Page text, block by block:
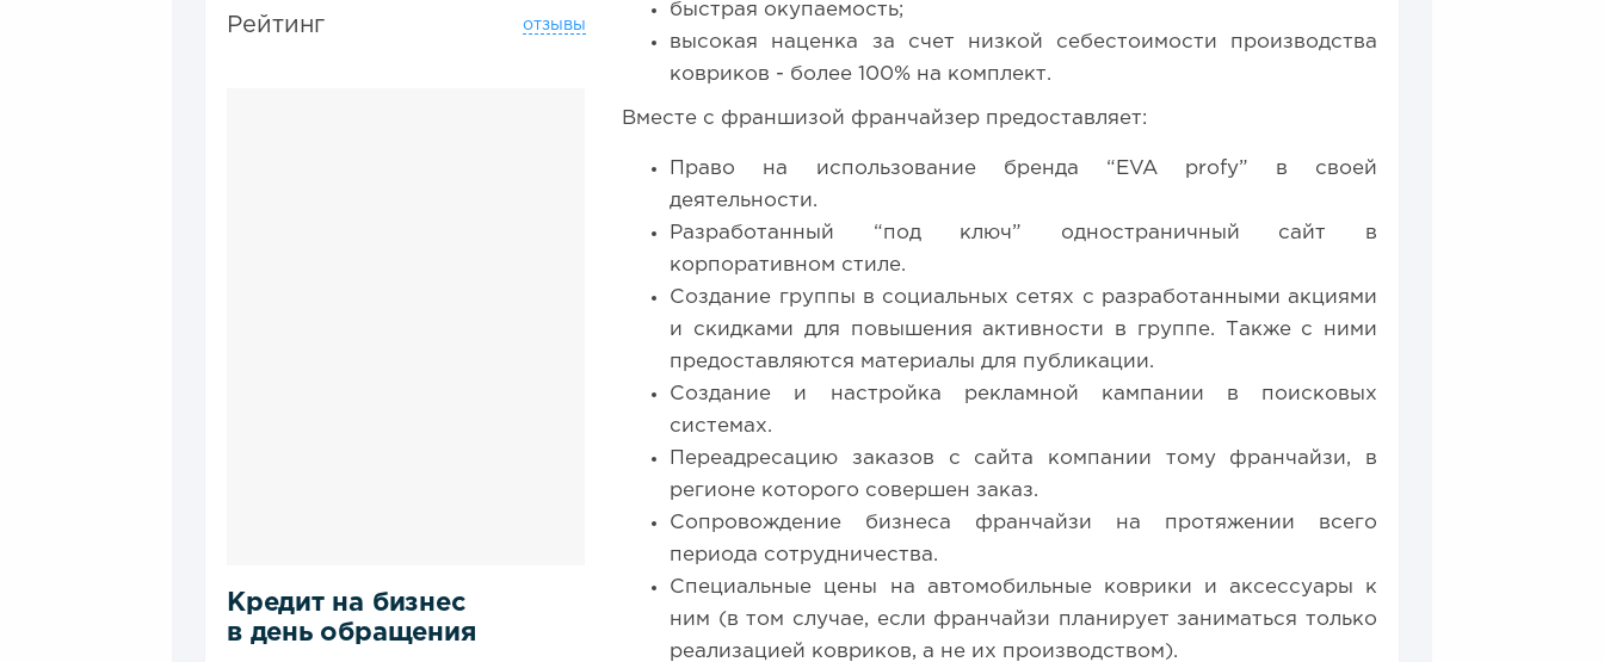
Рейтинг отзывы
Кредит на бизнес
в день обращения
быстрая окупаемость;
высокая наценка за счет низкой себестоимости производства
ковриков - более 100% на комплект.
Вместе с франшизой франчайзер предоставляет:
Право на использование бренда “EVA profy” в своей
деятельности.
Разработанный “под ключ” одностраничный сайт в
корпоративном стиле.
Создание группы в социальных сетях с разработанными акциями
и скидками для повышения активности в группе. Также с ними
предоставляются материалы для публикации.
Создание и настройка рекламной кампании в поисковых
системах.
Переадресацию заказов с сайта компании тому франчайзи, в
регионе которого совершен заказ.
Сопровождение бизнеса франчайзи на протяжении всего
периода сотрудничества.
Специальные цены на автомобильные коврики и аксессуары к
ним (в том случае, если франчайзи планирует заниматься только
реализацией ковриков, а не их производством).